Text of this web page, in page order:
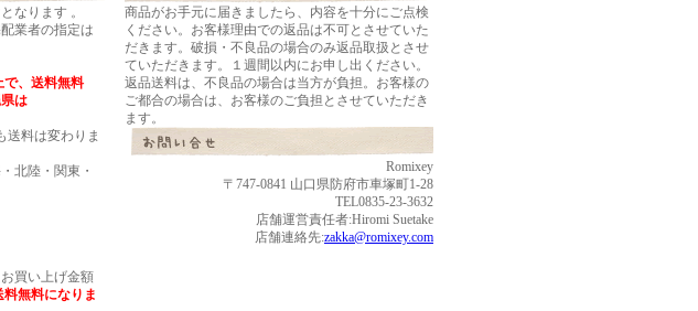
なります 。
業者の指定は
で、送料無料
は
送料は変わりま
北陸・関東・
買い上げ金額
料無料になりま
商品がお手元に届きましたら、内容を十分にご点検
ください。お客様理由での返品は不可とさせていた
だきます。破損・不良品の場合のみ返品取扱とさせ
ていただきます。１週間以内にお申し出ください。
返品送料は、不良品の場合は当方が負担。お客様の
ご都合の場合は、お客様のご負担とさせていただき
ます。
Romixey
〒747-0841 山口県防府市車塚町1-28
TEL0835-23-3632
店舗運営責任者:Hiromi Suetake
店舗連絡先:zakka@romixey.com